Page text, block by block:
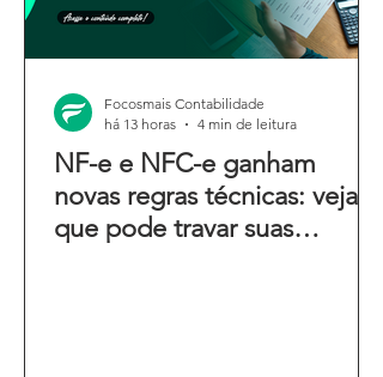
NF-e e NFC-e ganham
novas regras técnicas: veja o
que pode travar suas
Focosmais Contabilidade
há 13 horas
4 min de leitura